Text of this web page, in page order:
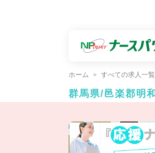
ホーム すべての求人一覧
群馬県/邑楽郡明